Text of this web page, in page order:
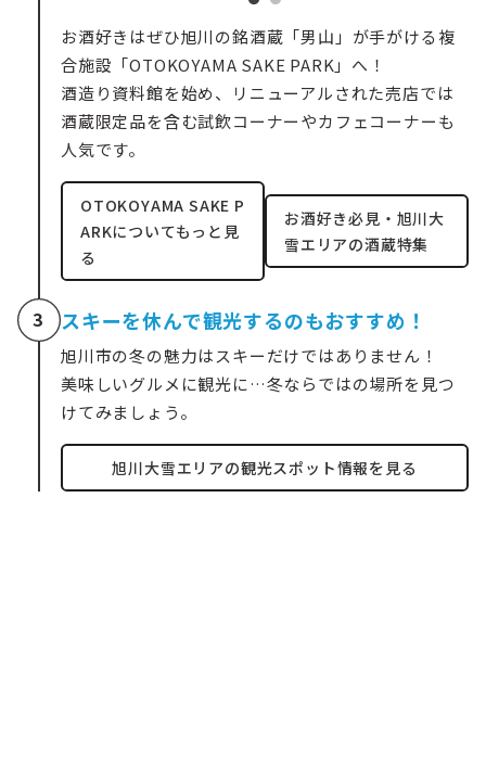
お酒好きはぜひ旭川の銘酒蔵「男山」が手がける複
合施設「OTOKOYAMA SAKE PARK」へ！
酒造り資料館を始め、リニューアルされた売店では
酒蔵限定品を含む試飲コーナーやカフェコーナーも
人気です。
OTOKOYAMA SAKE P
ARKについてもっと見
る
お酒好き必見・旭川大
雪エリアの酒蔵特集
3 スキーを休んで観光するのもおすすめ！
旭川市の冬の魅力はスキーだけではありません！
美味しいグルメに観光に…冬ならではの場所を見つ
けてみましょう。
旭川大雪エリアの観光スポット情報を見る